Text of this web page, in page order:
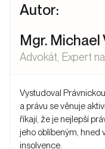
Autor:
Mgr. Michael
Advokát , Expert na
Vystudoval
a právu se věnuje
říkají, že je nejlepší
jeho oblíbeným, hned
insolvence.